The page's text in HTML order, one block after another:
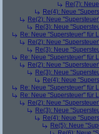
Re(7):
Re(4): Neue
Re(2): Neue
Re(3): Neue
Re: Neue "Supersteuer" für
Re(2): Neue
Re(3): Neue
Re: Neue "Supersteuer" für
Re(2): Neue
Re(3): Neue
Re(4): Neue
Re: Neue "Supersteuer" für
Re: Neue "Supersteuer" für
Re(2): Neue
Re(3): Neue
Re(4): Neue
Re(5): Neue